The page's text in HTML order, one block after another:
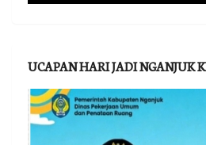
UCAPAN HARI JADI NGANJUK